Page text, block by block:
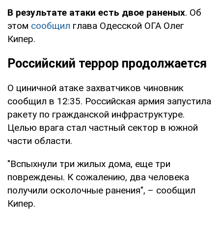
В результате атаки есть двое раненых. Об
этом сообщил глава Одесской ОГА Олег
Кипер.
Российский террор продолжается
О циничной атаке захватчиков чиновник
сообщил в 12:35. Российская армия запустила
ракету по гражданской инфраструктуре.
Целью врага стал частный сектор в южной
части области.
"Вспыхнули три жилых дома, еще три
повреждены. К сожалению, два человека
получили осколочные ранения", – сообщил
Кипер.